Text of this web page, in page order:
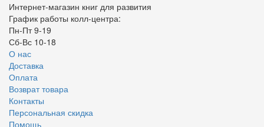
Интернет-магазин книг для развития
График работы колл-центра:
Пн-Пт 9-19
Сб-Вс 10-18
О нас
Доставка
Оплата
Возврат товара
Контакты
Персональная скидка
Помощь